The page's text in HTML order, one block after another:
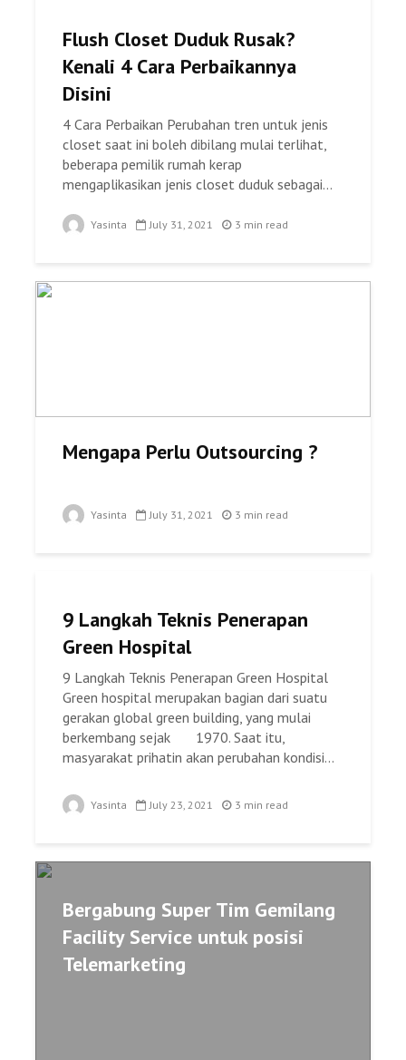
Flush Closet Duduk Rusak?
Kenali 4 Cara Perbaikannya
Disini
4 Cara Perbaikan Perubahan tren untuk jenis
closet saat ini boleh dibilang mulai terlihat,
beberapa pemilik rumah kerap
mengaplikasikan jenis closet duduk sebagai...
Yasinta July 31, 2021 3 min read
Mengapa Perlu Outsourcing ?
Yasinta July 31, 2021 3 min read
9 Langkah Teknis Penerapan
Green Hospital
9 Langkah Teknis Penerapan Green Hospital
Green hospital merupakan bagian dari suatu
gerakan global green building, yang mulai
berkembang sejak 1970. Saat itu,
masyarakat prihatin akan perubahan kondisi...
Yasinta July 23, 2021 3 min read
Bergabung Super Tim Gemilang
Facility Service untuk posisi
Telemarketing